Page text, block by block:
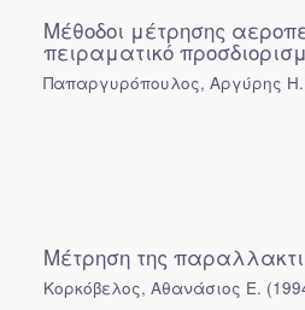
Μέθοδοι μέτρησης
πειραματικό
Παπαργυρόπουλος, Αργύρης Η.
Μέτρηση της
Κορκόβελος, Αθανάσιος Ε. (